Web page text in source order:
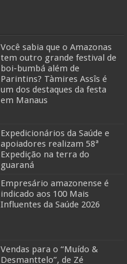
Você sabia que o Amazonas
tem outro grande festival de
boi-bumbá além de
Parintins? Tàmires Assîs é
um dos destaques da festa
em Manaus
Expedicionários da Saúde e
apoiadores realizam 58ª
Expedição na terra do
guaraná
Empresário amazonense é
indicado aos 100 Mais
Influentes da Saúde 2026
Vendas para o “Muído &
Desmanttelo”, de Zé